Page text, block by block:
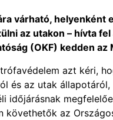
várható, helyenként
az utakon – hívta
(OKF) kedden
azt kéri,
és az utak
időjárásnak
követhetők az